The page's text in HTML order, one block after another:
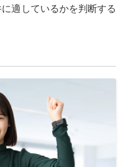
適しているかを判断する